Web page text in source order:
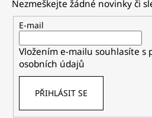
Nezmeškejte žádné novinky či
E-mail
Vložením e-mailu souhlasíte s
osobních údajů
PŘIHLÁSIT SE